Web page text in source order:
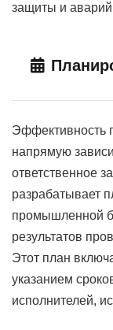
защиты и
Эффективность
напрямую
ответственное
разрабатывает
промышленной
результатов
Этот план
указанием
исполнителей,